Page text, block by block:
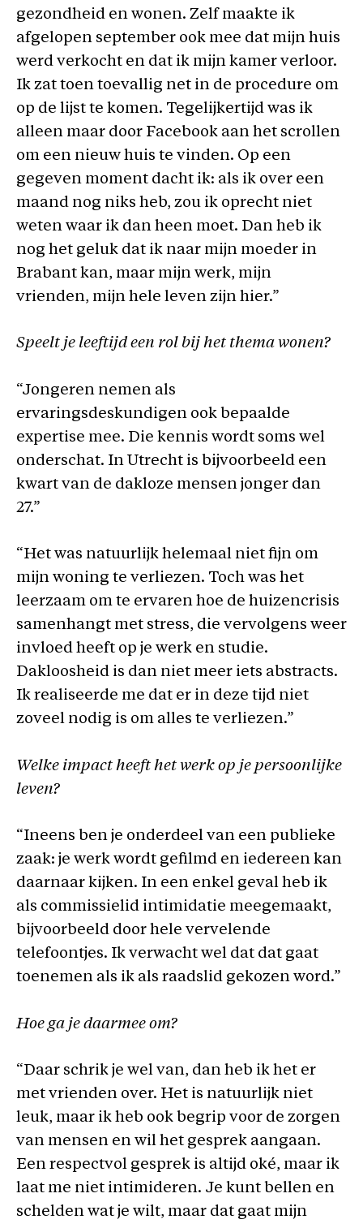
gezondheid en wonen. Zelf maakte ik
afgelopen september ook mee dat mijn huis
werd verkocht en dat ik mijn kamer verloor.
Ik zat toen toevallig net in de procedure om
op de lijst te komen. Tegelijkertijd was ik
alleen maar door Facebook aan het scrollen
om een nieuw huis te vinden. Op een
gegeven moment dacht ik: als ik over een
maand nog niks heb, zou ik oprecht niet
weten waar ik dan heen moet. Dan heb ik
nog het geluk dat ik naar mijn moeder in
Brabant kan, maar mijn werk, mijn
vrienden, mijn hele leven zijn hier.”
Speelt je leeftijd een rol bij het thema wonen?
“Jongeren nemen als
ervaringsdeskundigen ook bepaalde
expertise mee. Die kennis wordt soms wel
onderschat. In Utrecht is bijvoorbeeld een
kwart van de dakloze mensen jonger dan
27.”
“Het was natuurlijk helemaal niet fijn om
mijn woning te verliezen. Toch was het
leerzaam om te ervaren hoe de huizencrisis
samenhangt met stress, die vervolgens weer
invloed heeft op je werk en studie.
Dakloosheid is dan niet meer iets abstracts.
Ik realiseerde me dat er in deze tijd niet
zoveel nodig is om alles te verliezen.”
Welke impact heeft het werk op je persoonlijke
leven?
“Ineens ben je onderdeel van een publieke
zaak: je werk wordt gefilmd en iedereen kan
daarnaar kijken. In een enkel geval heb ik
als commissielid intimidatie meegemaakt,
bijvoorbeeld door hele vervelende
telefoontjes. Ik verwacht wel dat dat gaat
toenemen als ik als raadslid gekozen word.”
Hoe ga je daarmee om?
“Daar schrik je wel van, dan heb ik het er
met vrienden over. Het is natuurlijk niet
leuk, maar ik heb ook begrip voor de zorgen
van mensen en wil het gesprek aangaan.
Een respectvol gesprek is altijd oké, maar ik
laat me niet intimideren. Je kunt bellen en
schelden wat je wilt, maar dat gaat mijn